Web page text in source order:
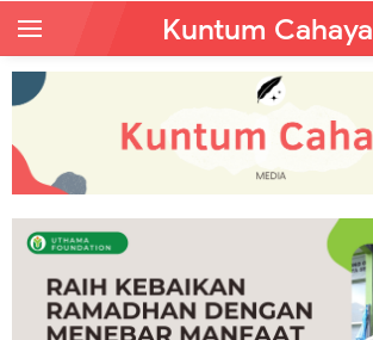
Kuntum Cahaya